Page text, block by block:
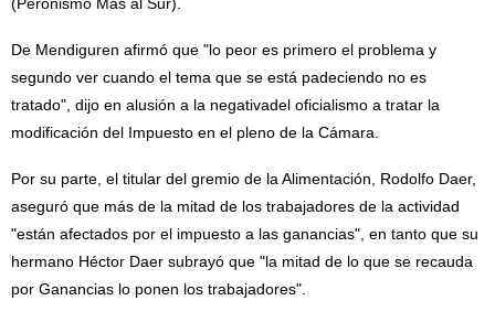
(Peronismo Mas al Sur).
De Mendiguren afirmó que "lo peor es primero el problema y
segundo ver cuando el tema que se está padeciendo no es
tratado", dijo en alusión a la negativadel oficialismo a tratar la
modificación del Impuesto en el pleno de la Cámara.
Por su parte, el titular del gremio de la Alimentación, Rodolfo Daer,
aseguró que más de la mitad de los trabajadores de la actividad
"están afectados por el impuesto a las ganancias", en tanto que su
hermano Héctor Daer subrayó que "la mitad de lo que se recauda
por Ganancias lo ponen los trabajadores".